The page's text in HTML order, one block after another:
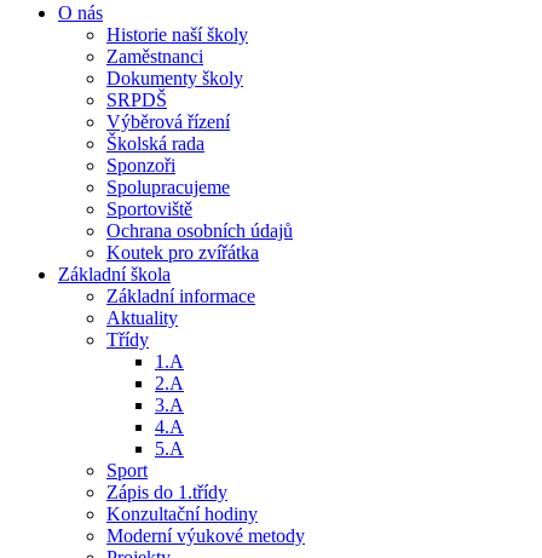
O nás
Historie naší školy
Zaměstnanci
Dokumenty školy
SRPDŠ
Výběrová řízení
Školská rada
Sponzoři
Spolupracujeme
Sportoviště
Ochrana osobních údajů
Koutek pro zvířátka
Základní škola
Základní informace
Aktuality
Třídy
1.A
2.A
3.A
4.A
5.A
Sport
Zápis do 1.třídy
Konzultační hodiny
Moderní výukové metody